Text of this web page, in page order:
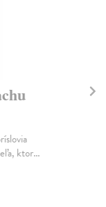
ktor...